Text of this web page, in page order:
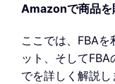
Amazonで商品を
ここでは、FBAを
ット、そしてFBA
でを詳しく解説